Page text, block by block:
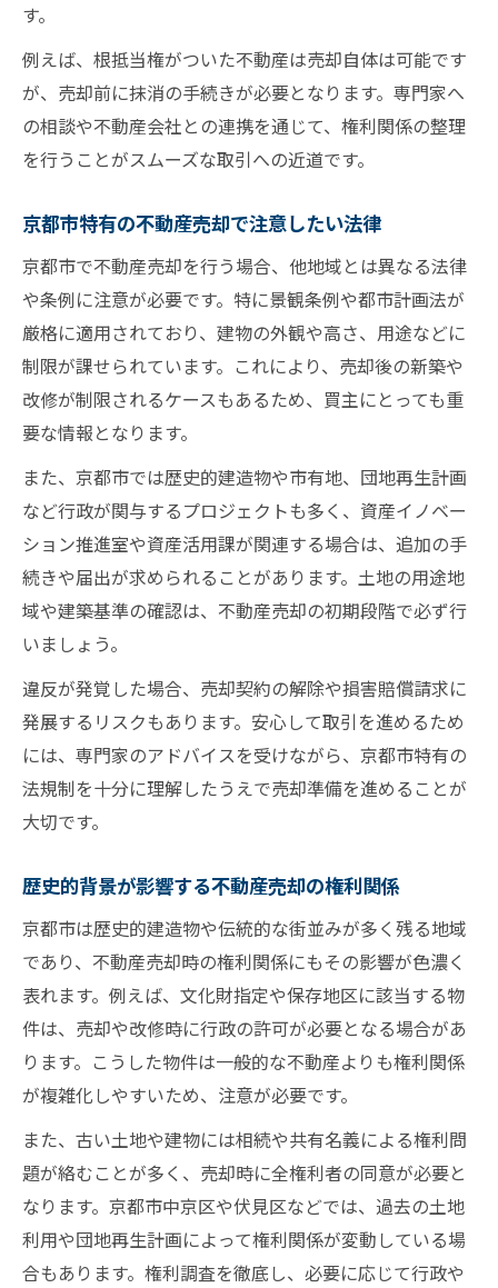
根抵当権がある不動産売却の基礎知識
不動産売却時に根抵当権を抹消する流れ
根抵当権付き物件を売却する際の手続き
不動産売却における根抵当権の交渉ポイン
権利関係で生じやすいトラブルと対策法
不動産売却で多い権利関係トラブルの実例
権利関係のトラブルを未然に防ぐ方法
権利書紛失時の不動産売却トラブル対策
名義違いによる不動産売却トラブルの予防
専門家に頼る不動産売却トラブル解決術
資産活用に役立つ京都市の行政動向も解説
京都市の資産活用支援制度と不動産売却
不動産売却に影響する京都市の行政動向
京都市資産イノベーション推進室の役割解
説
京都市団地再生計画が不動産売却に与える
影響
京都市有地入札結果から見る売却市場動向
す。
例えば、根抵当権がついた不動産は売却自体は可能です
が、売却前に抹消の手続きが必要となります。専門家へ
の相談や不動産会社との連携を通じて、権利関係の整理
を行うことがスムーズな取引への近道です。
京都市特有の不動産売却で注意したい法律
京都市で不動産売却を行う場合、他地域とは異なる法律
や条例に注意が必要です。特に景観条例や都市計画法が
厳格に適用されており、建物の外観や高さ、用途などに
制限が課せられています。これにより、売却後の新築や
改修が制限されるケースもあるため、買主にとっても重
要な情報となります。
また、京都市では歴史的建造物や市有地、団地再生計画
など行政が関与するプロジェクトも多く、資産イノベー
ション推進室や資産活用課が関連する場合は、追加の手
続きや届出が求められることがあります。土地の用途地
域や建築基準の確認は、不動産売却の初期段階で必ず行
いましょう。
違反が発覚した場合、売却契約の解除や損害賠償請求に
発展するリスクもあります。安心して取引を進めるため
には、専門家のアドバイスを受けながら、京都市特有の
法規制を十分に理解したうえで売却準備を進めることが
大切です。
歴史的背景が影響する不動産売却の権利関係
京都市は歴史的建造物や伝統的な街並みが多く残る地域
であり、不動産売却時の権利関係にもその影響が色濃く
表れます。例えば、文化財指定や保存地区に該当する物
件は、売却や改修時に行政の許可が必要となる場合があ
ります。こうした物件は一般的な不動産よりも権利関係
が複雑化しやすいため、注意が必要です。
また、古い土地や建物には相続や共有名義による権利問
題が絡むことが多く、売却時に全権利者の同意が必要と
なります。京都市中京区や伏見区などでは、過去の土地
利用や団地再生計画によって権利関係が変動している場
合もあります。権利調査を徹底し、必要に応じて行政や